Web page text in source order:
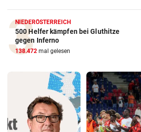
NIEDERÖSTERREICH
500 Helfer kämpfen bei Gluthitze
gegen Inferno
138.472 mal gelesen